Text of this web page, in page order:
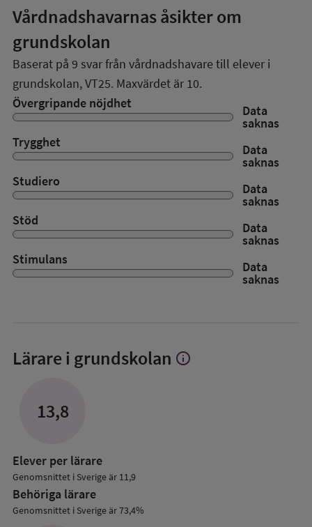
Vårdnadshavarnas åsikter om
grundskolan
Baserat på 9 svar från vårdnadshavare till elever i
grundskolan,VT25. Maxvärdet är 10.
Övergripande nöjdhet
Data
saknas
Trygghet
Data
saknas
Studiero
Data
saknas
Stöd
Data
saknas
Stimulans
Data
saknas
Lärare i grundskolan Visa
info
13,8
Elever per lärare
Genomsnittet i Sverige är 11,9
Behöriga lärare
Genomsnittet i Sverige är 73,4%